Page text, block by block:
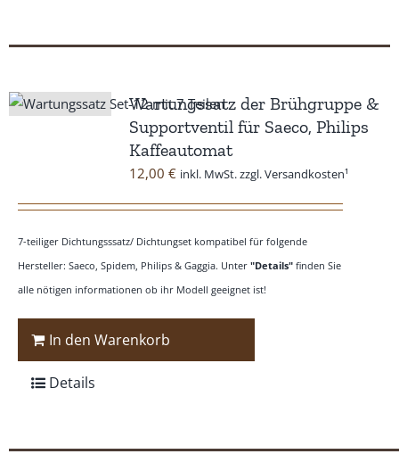
Wartungssatz der Brühgruppe &
Supportventil für Saeco, Philips
Kaffeautomat
12,00 € inkl. MwSt. zzgl. Versandkosten¹
7-teiliger Dichtungsssatz/ Dichtungset kompatibel für folgende
Hersteller: Saeco, Spidem, Philips & Gaggia. Unter "Details" finden Sie
alle nötigen informationen ob ihr Modell geeignet ist!
In den Warenkorb
Details